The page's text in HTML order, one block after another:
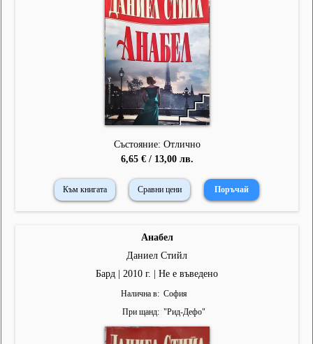
Състояние: Отлично
6,65 € / 13,00 лв.
Към книгата Сравни цени
Анабел
Даниел Стийл
Бард | 2010 г. | Не е въведено
Налична в
София
При щанд
"Рид-Дефо"